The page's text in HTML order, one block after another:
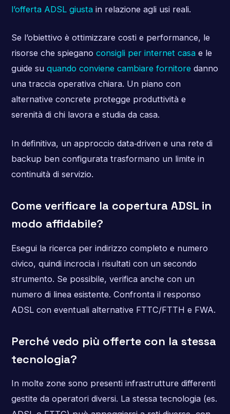
l’offerta ADSL giustain relazione agli usi reali.
Se l’obiettivo è ottimizzare costi e performance, le
risorse che spiegano consigli per internet casae le
guide su quando conviene cambiare fornitore danno
una traccia operativa chiara. Un piano con
alternative concrete protegge produttività e
serenità di chi lavora e studia da casa.
In definitiva, un approccio data‑driven e una rete di
backup ben configurata trasformano un limite in
continuità di servizio.
Come verificare la copertura ADSL in
modo affidabile?
Esegui la ricerca per indirizzo completo e numero
civico, quindi incrocia i risultati con un secondo
strumento. Se possibile, verifica anche con un
numero di linea esistente. Confronta il responso
ADSL con eventuali alternative FTTC/FTTH e FWA.
Perché vedo più offerte con la stessa
tecnologia?
In molte zone sono presenti infrastrutture differenti
gestite da operatori diversi. La stessa tecnologia (es.